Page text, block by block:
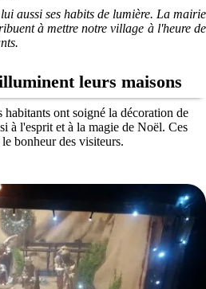
aussi ses habits de lumière. La mairie
à mettre notre village à l'heure de
leurs maisons
ont soigné la décoration de
à l'esprit et à la magie de Noël. Ces
bonheur des visiteurs.